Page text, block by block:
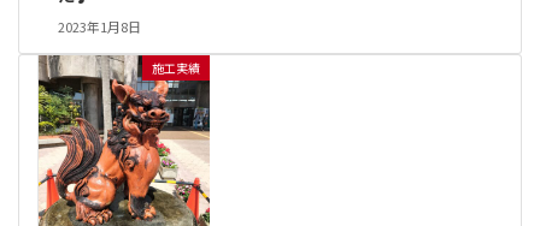
2023年1月8日
施工実績